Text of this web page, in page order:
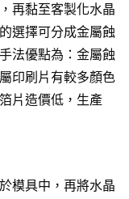
再黏至客製化水晶
選擇可分成金屬蝕
法優點為：金屬蝕
印刷片有較多顏色
片造價低，生產
模具中，再將水晶